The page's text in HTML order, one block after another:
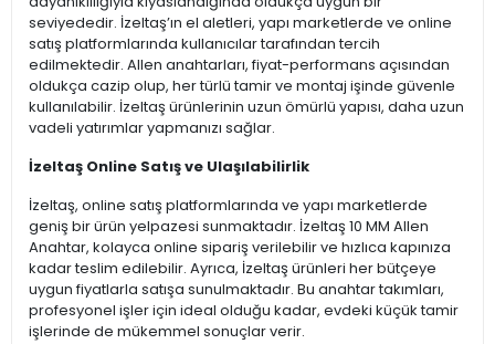
seviyededir. İzeltaş’ın el aletleri, yapı marketlerde ve online
satış platformlarında kullanıcılar tarafından tercih
edilmektedir. Allen anahtarları, fiyat-performans açısından
oldukça cazip olup, her türlü tamir ve montaj işinde güvenle
kullanılabilir. İzeltaş ürünlerinin uzun ömürlü yapısı, daha uzun
vadeli yatırımlar yapmanızı sağlar.
İzeltaş Online Satış ve Ulaşılabilirlik
İzeltaş, online satış platformlarında ve yapı marketlerde
geniş bir ürün yelpazesi sunmaktadır. İzeltaş 10 MM Allen
Anahtar, kolayca online sipariş verilebilir ve hızlıca kapınıza
kadar teslim edilebilir. Ayrıca, İzeltaş ürünleri her bütçeye
uygun fiyatlarla satışa sunulmaktadır. Bu anahtar takımları,
profesyonel işler için ideal olduğu kadar, evdeki küçük tamir
işlerinde de mükemmel sonuçlar verir.